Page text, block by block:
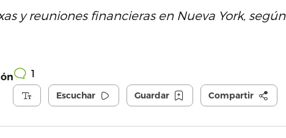
y reuniones financieras en Nueva York, según
1
Escuchar Guardar Compartir